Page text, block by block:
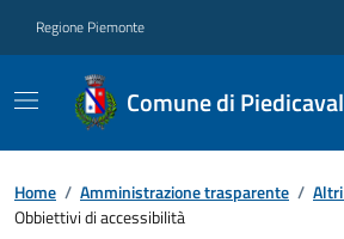
Regione Piemonte
Comune di
Home / Amministrazione trasparente /
Obbiettivi di accessibilità